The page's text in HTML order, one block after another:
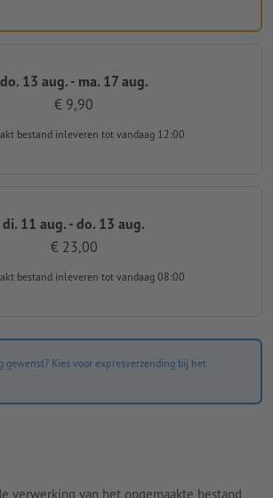
do. 13 aug. - ma. 17 aug.
€ 9,90
bestand inleveren tot vandaag 12:00
di. 11 aug. - do. 13 aug.
€ 23,00
bestand inleveren tot vandaag 08:00
gewenst? Kies voor expresverzending bij het
verwerking van het opgemaakte bestand